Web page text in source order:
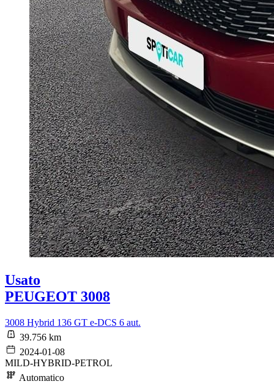
Usato
PEUGEOT 3008
3008 Hybrid 136 GT e-DCS 6 aut.
39.756 km
2024-01-08
MILD-HYBRID-PETROL
Automatico